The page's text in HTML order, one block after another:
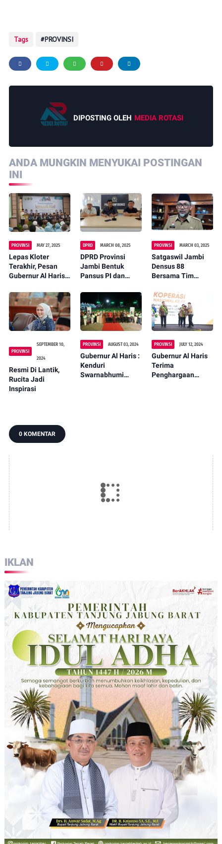
Tags PROVINSI
DIPOSTING OLEH MEDIA ROTASI
ANDA MUNGKIN MENYUKAI POSTINGAN
INI
PROVINSI MAY 27, 2025
Lepas Kloter
Terakhir, Pesan
Gubernur Al Haris
Laksanakan Tugas
dengan Baik,
Layani dan Kawal
Jemaah dengan
Benar
DPRD MARCH 08, 2025
DPRD Provinsi
Jambi Bentuk
Pansus PI dan
PROVINSI MARCH 03, 2025
Satgaswil Jambi
Densus 88
Bersama Tim
Yayasan di Bungo
Diduga Terafiliasi
NII Faksi KW9
PROVINSI
SEPTEMBER 10,
2024
Resmi Di Lantik,
Rucita Jadi
Inspirasi
PROVINSI AUGUST 03, 2024
Gubernur Al Haris :
Kenduri
Swarnabhumi
PROVINSI JULY 12, 2024
Gubernur Al Haris
Terima
Penghargaan
0 KOMENTAR
IKLAN